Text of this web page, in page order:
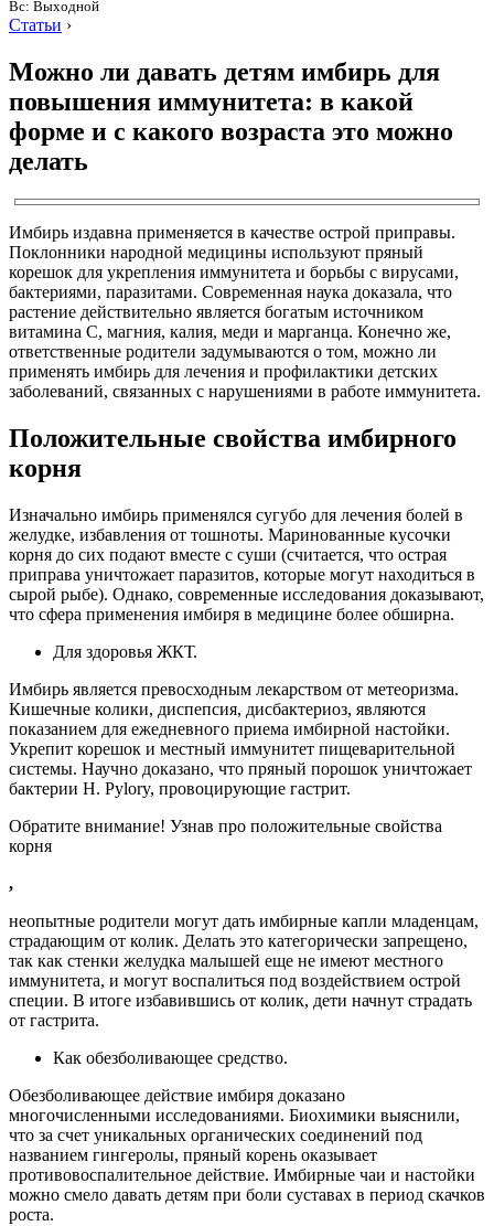
Вс: Выходной
Статьи ›
Можно ли давать детям имбирь для
повышения иммунитета: в какой
форме и с какого возраста это можно
делать
Имбирь издавна применяется в качестве острой приправы.
Поклонники народной медицины используют пряный
корешок для укрепления иммунитета и борьбы с вирусами,
бактериями, паразитами. Современная наука доказала, что
растение действительно является богатым источником
витамина С, магния, калия, меди и марганца. Конечно же,
ответственные родители задумываются о том, можно ли
применять имбирь для лечения и профилактики детских
заболеваний, связанных с нарушениями в работе иммунитета.
Положительные свойства имбирного
корня
Изначально имбирь применялся сугубо для лечения болей в
желудке, избавления от тошноты. Маринованные кусочки
корня до сих подают вместе с суши (считается, что острая
приправа уничтожает паразитов, которые могут находиться в
сырой рыбе). Однако, современные исследования доказывают,
что сфера применения имбиря в медицине более обширна.
Для здоровья ЖКТ.
Имбирь является превосходным лекарством от метеоризма.
Кишечные колики, диспепсия, дисбактериоз, являются
показанием для ежедневного приема имбирной настойки.
Укрепит корешок и местный иммунитет пищеварительной
системы. Научно доказано, что пряный порошок уничтожает
бактерии H. Pylory, провоцирующие гастрит.
Обратите внимание! Узнав про положительные свойства
корня
,
неопытные родители могут дать имбирные капли младенцам,
страдающим от колик. Делать это категорически запрещено,
так как стенки желудка малышей еще не имеют местного
иммунитета, и могут воспалиться под воздействием острой
специи. В итоге избавившись от колик, дети начнут страдать
от гастрита.
Как обезболивающее средство.
Обезболивающее действие имбиря доказано
многочисленными исследованиями. Биохимики выяснили,
что за счет уникальных органических соединений под
названием гингеролы, пряный корень оказывает
противовоспалительное действие. Имбирные чаи и настойки
можно смело давать детям при боли суставах в период скачков
роста.